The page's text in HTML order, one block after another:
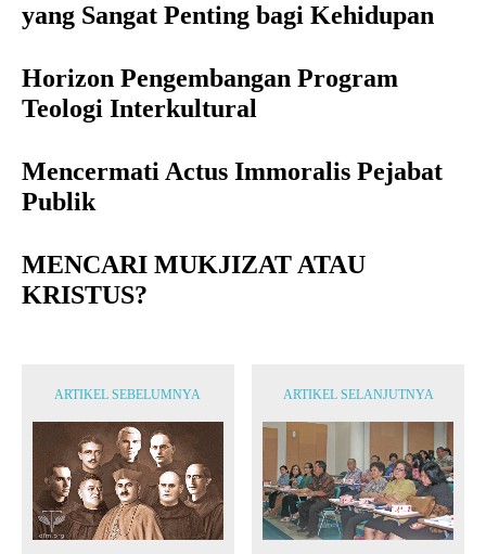
yang Sangat Penting bagi Kehidupan
Horizon Pengembangan Program
Teologi Interkultural
Mencermati Actus Immoralis Pejabat
Publik
MENCARI MUKJIZAT ATAU
KRISTUS?
ARTIKEL SEBELUMNYA ARTIKEL SELANJUTNYA